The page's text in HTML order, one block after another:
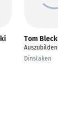
Tom Bleckmann
Auszubildender
Dinslaken